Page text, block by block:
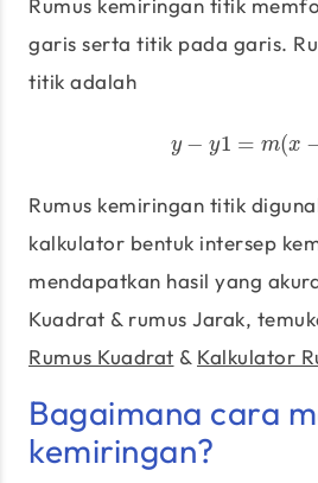
Rumus kemiringan titik
garis serta titik pada garis.
titik adalah
y − y1 = m(x
y−y 1= m(x− x1
Rumus kemiringan titik
kalkulator bentuk intersep
mendapatkan hasil yang
Kuadrat & rumus Jarak,
Rumus Kuadrat & Kalkulator
Bagaimana cara
kemiringan?